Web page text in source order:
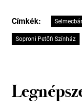
Címkék:
Soproni Petőfi Színház